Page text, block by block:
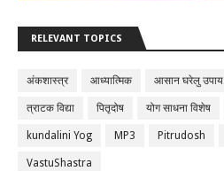
RELEVANT TOPICS
अंकशास्त्र आध्यात्मिक आसान घरेलु उपाय
त्राटक विद्या पितृदोष योग साधना विशेष
kundalini Yog MP3 Pitrudosh
VastuShastra